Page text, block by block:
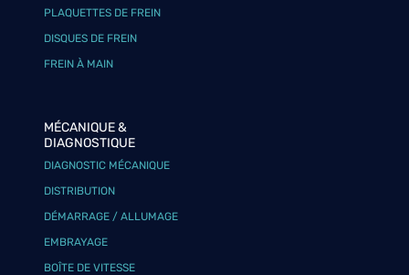
PLAQUETTES DE FREIN
DISQUES DE FREIN
FREIN À MAIN
MÉCANIQUE &
DIAGNOSTIQUE
DIAGNOSTIC MÉCANIQUE
DISTRIBUTION
DÉMARRAGE / ALLUMAGE
EMBRAYAGE
BOÎTE DE VITESSE